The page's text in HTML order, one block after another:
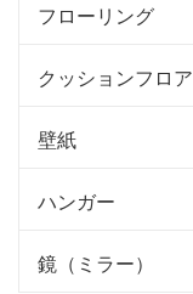
フローリング
クッションフロア
壁紙
ハンガー
鏡（ミラー）